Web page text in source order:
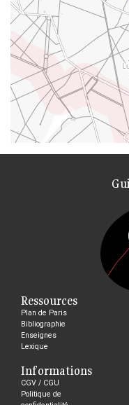
Ressources
Plan de Paris
Bibliographie
Enseignes
Lexique
Informations
CGV / CGU
Politique de